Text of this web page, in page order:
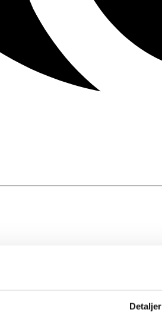
Detaljer